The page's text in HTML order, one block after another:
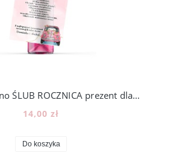
Etykieta na wino ŚLUB ROCZNICA prezent dla Nowożeńców auto [13]
14,00 zł
Do koszyka